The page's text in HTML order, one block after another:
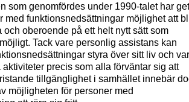
som genomfördes under 1990-talet har
med funktionsnedsättningar möjlighet att
och oberoende på ett helt nytt sätt som
Tack vare personlig assistans kan
styra över sitt liv och
precis som alla förväntar sig att
tillgänglighet i samhället innebär
möjligheten för personer med